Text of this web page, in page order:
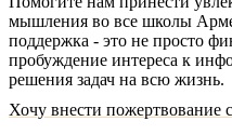
мышления во все школы
поддержка - это не просто
пробуждение интереса к
решения задач на всю жизнь.
Хочу внести пожертвование